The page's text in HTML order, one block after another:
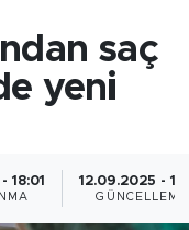
saç
yeni
18:01 12.09.2025 -
GÜNCELLEME